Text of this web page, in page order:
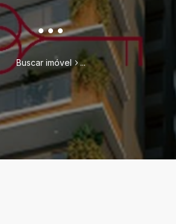
...
Buscar imóvel ...